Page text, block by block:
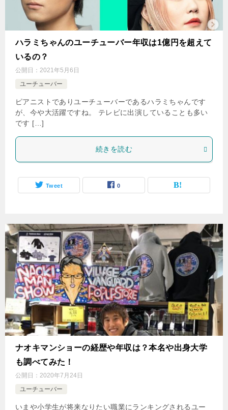
ハラミちゃんのユーチューバー年収は1億円を超えて
いるの？
公開日： 2021年5月6日
ユーチューバー
ピアニストでありユーチューバーであるハラミちゃんです
が、今や大活躍ですね。 テレビに出演していることも多い
です […]
続きを読む
Tweet 0
ナオキマンショーの経歴や年収は？本名や出身大学
も調べてみた！
公開日： 2020年7月24日
ユーチューバー
いまや小学生が将来なりたい職業にランキングされるユー